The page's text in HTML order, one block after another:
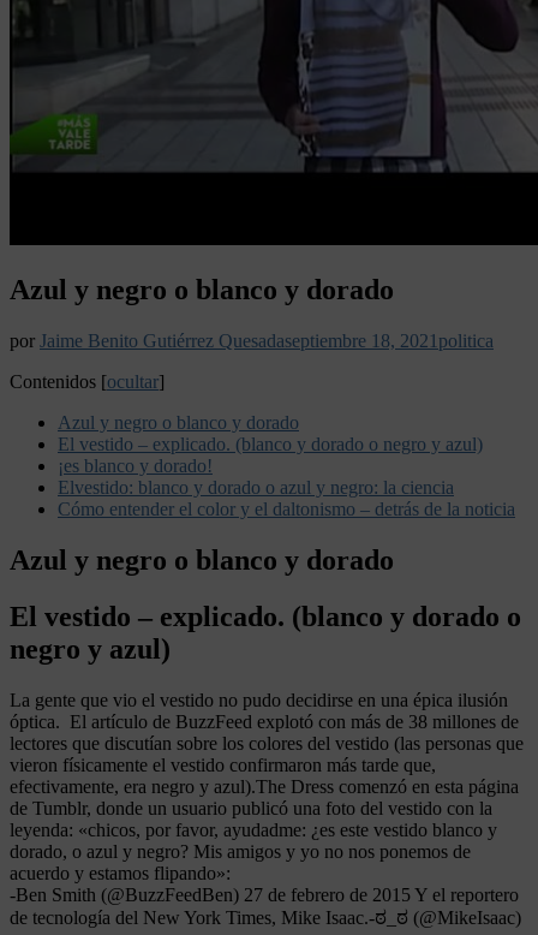
Azul y negro o blanco y dorado
por Jaime Benito Gutiérrez Quesadaseptiembre 18, 2021 politica
Contenidos [ocultar]
Azul y negro o blanco y dorado
El vestido – explicado. (blanco y dorado o negro y azul)
¡es blanco y dorado!
Elvestido: blanco y dorado o azul y negro: la ciencia
Cómo entender el color y el daltonismo – detrás de la noticia
Azul y negro o blanco y dorado
El vestido – explicado. (blanco y dorado o
negro y azul)
La gente que vio el vestido no pudo decidirse en una épica ilusión
óptica. El artículo de BuzzFeed explotó con más de 38 millones de
lectores que discutían sobre los colores del vestido (las personas que
vieron físicamente el vestido confirmaron más tarde que,
efectivamente, era negro y azul).The Dress comenzó en esta página
de Tumblr, donde un usuario publicó una foto del vestido con la
leyenda: «chicos, por favor, ayudadme: ¿es este vestido blanco y
dorado, o azul y negro? Mis amigos y yo no nos ponemos de
acuerdo y estamos flipando»:
-Ben Smith (@BuzzFeedBen) 27 de febrero de 2015 Y el reportero
de tecnología del New York Times, Mike Isaac.-ಠ_ಠ (@MikeIsaac)